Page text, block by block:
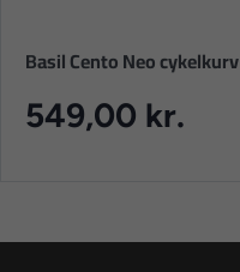
Basil Cento Neo
549,00 kr.